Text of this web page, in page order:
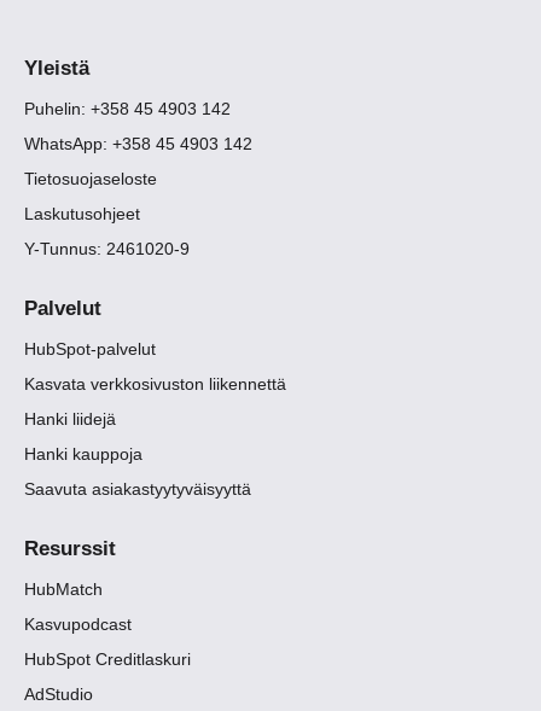
Yleistä
Puhelin: +358 45 4903 142
WhatsApp: +358 45 4903 142
Tietosuojaseloste
Laskutusohjeet
Y-Tunnus: 2461020-9
Palvelut
HubSpot-palvelut
Kasvata verkkosivuston liikennettä
Hanki liidejä
Hanki kauppoja
Saavuta asiakastyytyväisyyttä
Resurssit
HubMatch
Kasvupodcast
HubSpot Creditlaskuri
AdStudio